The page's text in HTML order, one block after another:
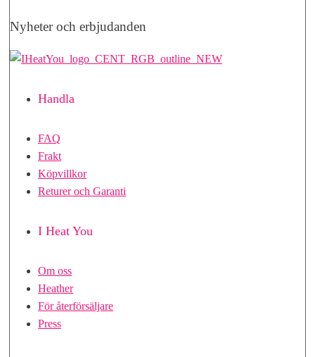
Nyheter och erbjudanden
Handla
FAQ
Frakt
Köpvillkor
Returer och Garanti
I Heat You
Om oss
Heather
För återförsäljare
Press